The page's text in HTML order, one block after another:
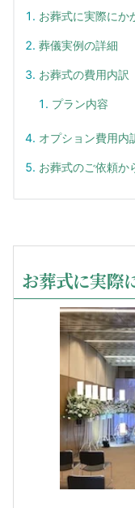
お葬式に実際にか
葬儀実例の詳細
お葬式の費用内訳
プラン内容
オプション費用内
お葬式のご依頼か
お葬式に実際